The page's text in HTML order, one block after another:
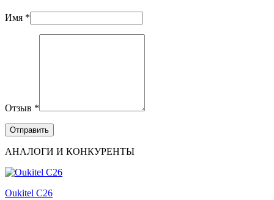
Имя *
Отзыв *
АНАЛОГИ И КОНКУРЕНТЫ
Oukitel C26